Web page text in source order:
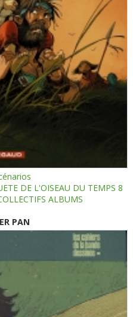
DE L'OISEAU DU TEMPS 8
ALBUMS
PAN